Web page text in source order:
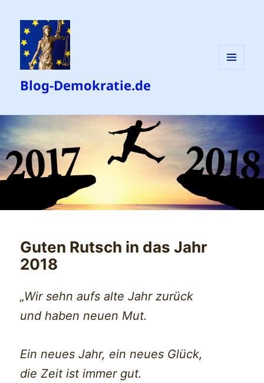
Blog-Demokratie.de
Guten Rutsch in das Jahr
2018
„Wir sehn aufs alte Jahr zurück
und haben neuen Mut.
Ein neues Jahr, ein neues Glück,
die Zeit ist immer gut.